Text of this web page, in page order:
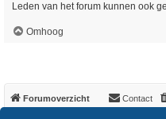
Leden van het forum kunnen ook
Omhoog
Forumoverzicht Contact